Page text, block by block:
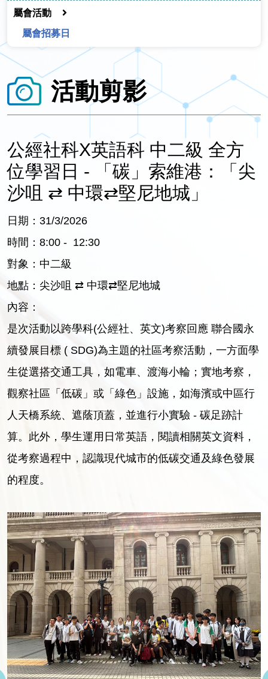
屬會活動
屬會招募日
活動剪影
公經社科X英語科 中二級 全方
位學習日 - 「碳」索維港：「尖
沙咀 ⇄ 中環⇄堅尼地城」
日期：31/3/2026
時間：8:00 - 12:30
對象：中二級
地點：尖沙咀 ⇄ 中環⇄堅尼地城
內容：
是次活動以跨學科(公經社、英文)考察回應 聯合國永
續發展目標 ( SDG)為主題的社區考察活動，一方面學
生從選搭交通工具，如電車、渡海小輪；實地考察，
觀察社區「低碳」或「綠色」設施，如海濱或中區行
人天橋系統、遮蔭頂蓋，並進行小實驗 - 碳足跡計
算。此外，學生運用日常英語，閱讀相關英文資料，
從考察過程中，認識現代城市的低碳交通及綠色發展
的程度。